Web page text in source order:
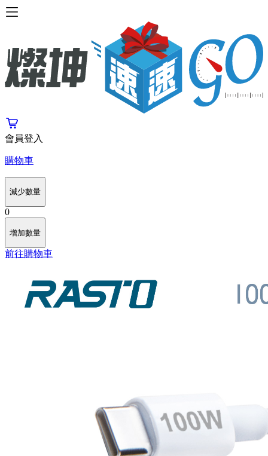
會員登入
購物車
減少數量
0
增加數量
前往購物車